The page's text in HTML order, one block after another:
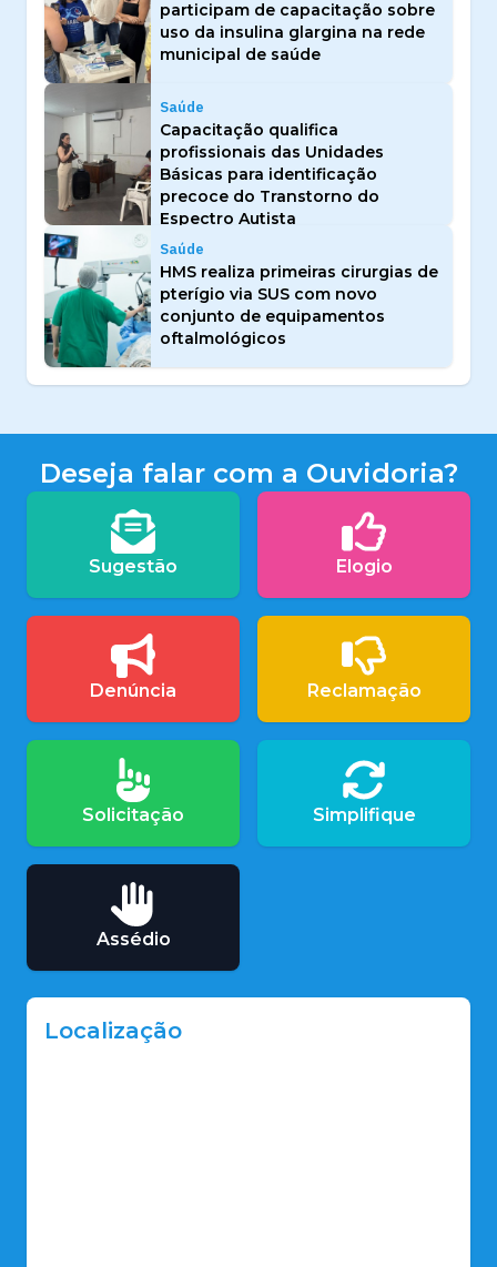
participam de capacitação sobre
uso da insulina glargina na rede
municipal de saúde
Saúde
Capacitação qualifica
profissionais das Unidades
Básicas para identificação
precoce do Transtorno do
Espectro Autista
Saúde
HMS realiza primeiras cirurgias de
pterígio via SUS com novo
conjunto de equipamentos
oftalmológicos
Deseja falar com a Ouvidoria?
Sugestão Elogio
Denúncia Reclamação
Solicitação Simplifique
Assédio
Localização